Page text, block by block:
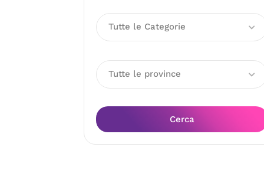
Tutte le Categorie
Tutte le province
Cerca